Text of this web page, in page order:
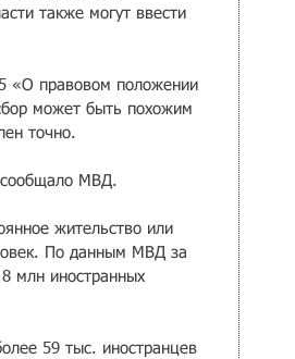
также могут ввести
«О правовом положении
может быть похожим
точно.
сообщало МВД.
жительство или
По данным МВД за
млн иностранных
59 тыс. иностранцев